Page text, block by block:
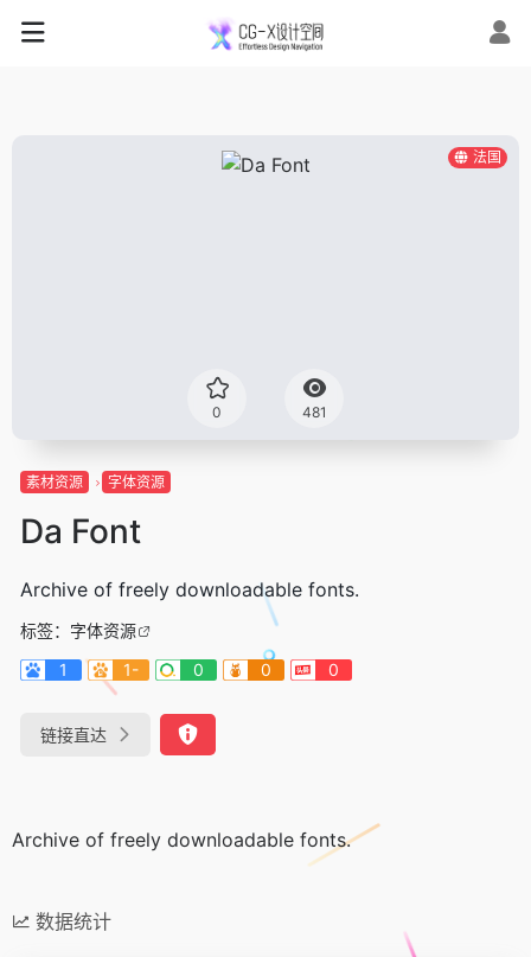
法国
0 481
素材资源 字体资源
Da Font
Archive of freely downloadable fonts.
标签： 字体资源
1
1- 0 0 0
链接直达
Archive of freely downloadable fonts.
数据统计